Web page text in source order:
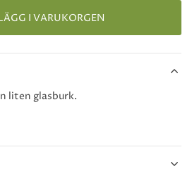
I VARUKORGEN
liten glasburk.